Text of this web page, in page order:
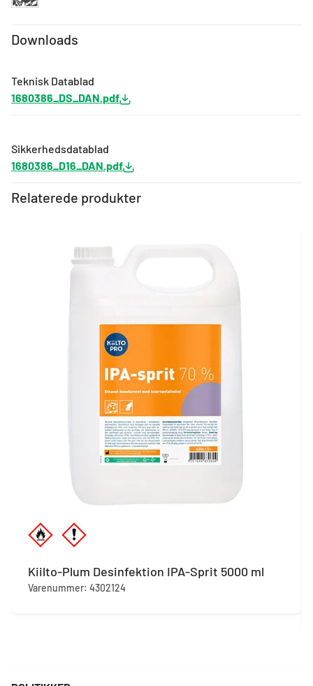
Downloads
Teknisk Datablad
1680386_DS_DAN.pdf
Sikkerhedsdatablad
1680386_D16_DAN.pdf
Relaterede produkter
Kiilto-Plum Desinfektion IPA-Sprit 5000 ml
Varenummer: 4302124